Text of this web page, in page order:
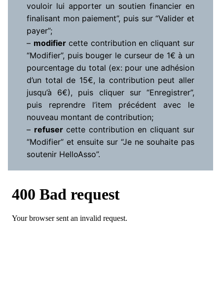
vouloir lui apporter un soutien financier en
finalisant mon paiement”, puis sur “Valider et
payer”;
– modifier cette contribution en cliquant sur
“Modifier”, puis bouger le curseur de 1€ à un
pourcentage du total (ex: pour une adhésion
d’un total de 15€, la contribution peut aller
jusqu’à 6€), puis cliquer sur “Enregistrer”,
puis reprendre l’item précédent avec le
nouveau montant de contribution;
– refuser cette contribution en cliquant sur
“Modifier” et ensuite sur “Je ne souhaite pas
soutenir HelloAsso”.